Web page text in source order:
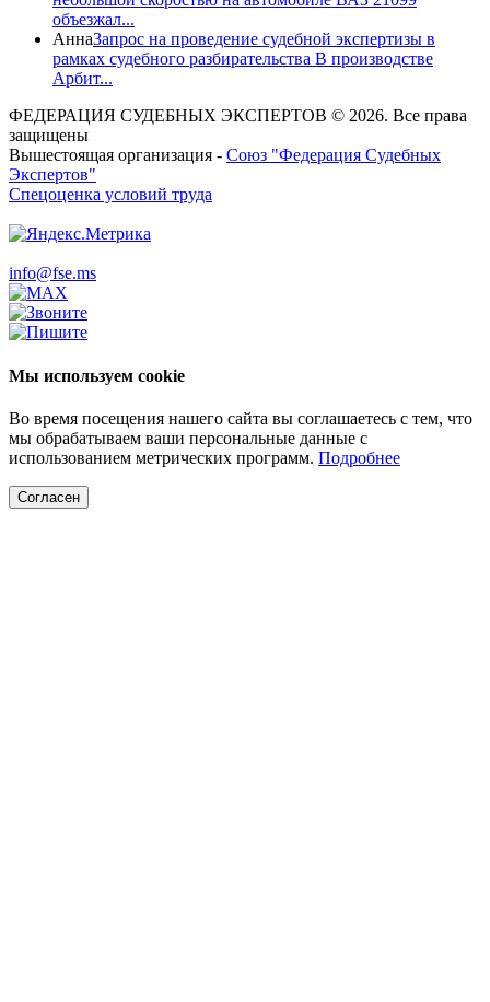
объезжал...
АннаЗапрос на проведение судебной экспертизы в
рамках судебного разбирательства В производстве
Арбит...
ФЕДЕРАЦИЯ СУДЕБНЫХ ЭКСПЕРТОВ © 2026. Все права
защищены
Вышестоящая организация - Союз "Федерация Судебных
Экспертов"
Спецоценка условий труда
info@fse.ms
Мы используем cookie
Во время посещения нашего сайта вы соглашаетесь с тем, что
мы обрабатываем ваши персональные данные с
использованием метрических программ. Подробнее
Согласен